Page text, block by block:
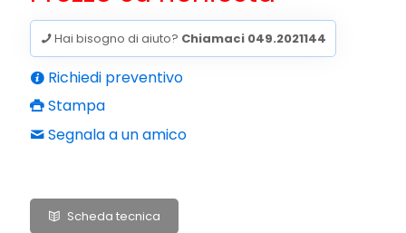
Hai bisogno di aiuto? Chiamaci 049.2021144
Richiedi preventivo
Stampa
Segnala a un amico
Scheda tecnica